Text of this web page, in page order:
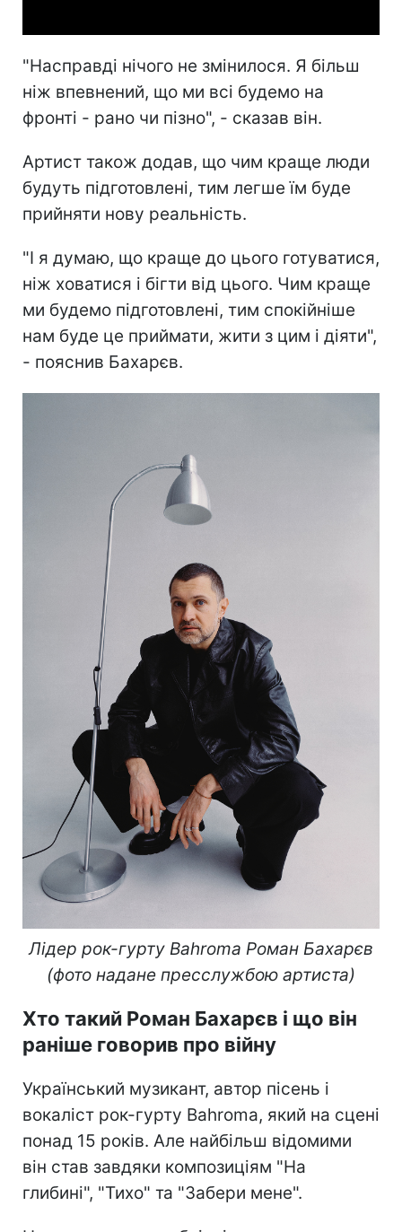
"Насправді нічого не змінилося. Я більш
ніж впевнений, що ми всі будемо на
фронті - рано чи пізно", - сказав він.
Артист також додав, що чим краще люди
будуть підготовлені, тим легше їм буде
прийняти нову реальність.
"І я думаю, що краще до цього готуватися,
ніж ховатися і бігти від цього. Чим краще
ми будемо підготовлені, тим спокійніше
нам буде це приймати, жити з цим і діяти",
- пояснив Бахарєв.
Лідер рок-гурту Bahroma Роман Бахарєв
(фото надане пресслужбою артиста)
Хто такий Роман Бахарєв і що він
раніше говорив про війну
Український музикант, автор пісень і
вокаліст рок-гурту Bahroma, який на сцені
понад 15 років. Але найбільш відомими
він став завдяки композиціям "На
глибині", "Тихо" та "Забери мене".